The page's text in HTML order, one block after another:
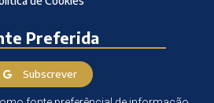
Preferida
Subscrever